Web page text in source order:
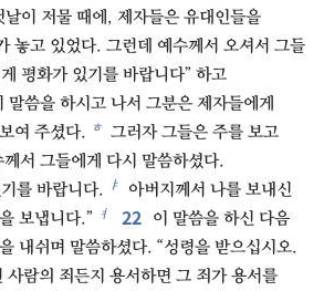
날이 저물 때에, 제자들은 유대인들을
놓고 있었다. 그런데 예수께서 오셔서 그들
평화가 있기를 바랍니다” 하고
말씀을 하시고 나서 그분은 제자들에게
여 주셨다. ㅎ 그러자 그들은 주를 보고
께서 그들에게 다시 말씀하셨다.
를 바랍니다. ㅑ
아버지께서 나를 보내신
보냅니다.” ㅕ 22
이 말씀을 하신 다음
내쉬며 말씀하셨다. “성령을 받으십시오.
사람의 죄든지 용서하면 그 죄가 용서를